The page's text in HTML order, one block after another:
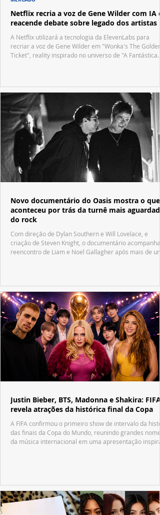
Netflix recria a voz de Gene Wilder com IA e
reacende debate sobre legado dos artistas
A Netflix utilizará a tecnologia da ElevenLabs para
recriar a voz de Gene Wilder em "Wonka's The Golden
Ticket", reality inspirado no universo de "A Fantástica
Novo documentário do Oasis mostra o que
aconteceu por trás da turnê mais aguardada
do rock
Com direção de Dylan Southern e Will Lovelace, e
criação de Steven Knight, o documentário acompanha
reencontro de Liam e Noel Gallagher após mais de
Justin Bieber, BTS, Madonna e Shakira: FIFA
revela atrações da histórica final da Copa
A FIFA confirmou o primeiro show de intervalo da
das finais da Copa do Mundo, reunindo grandes nomes
da música internacional em uma apresentação